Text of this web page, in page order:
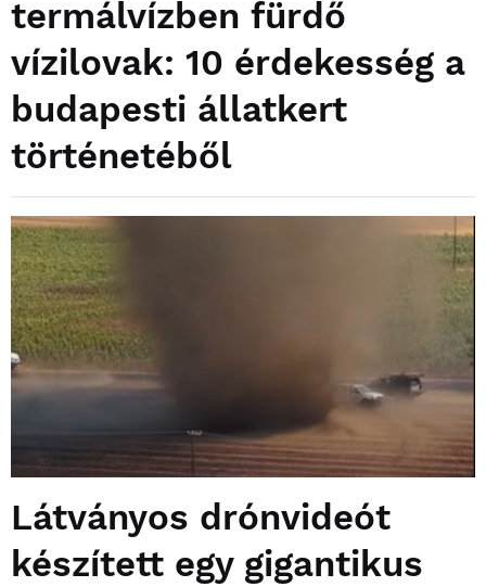
termálvízben fürdő
vízilovak: 10 érdekesség a
budapesti állatkert
történetéből
Látványos drónvideót
készített egy gigantikus